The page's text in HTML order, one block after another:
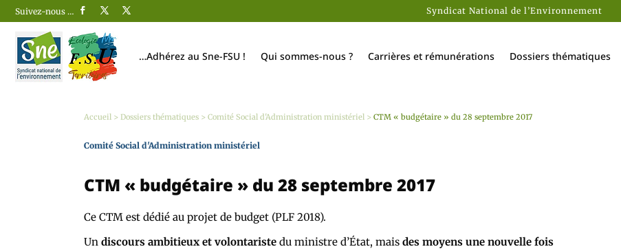
Suivez-nous … Syndicat National de l’Environnement
…Adhérez au Sne-FSU ! Qui sommes-nous ? Carrières et rémunérations Dossiers thématiques
Accueil > Dossiers thématiques > Comité Social d'Administration ministériel > CTM « budgétaire » du 28 septembre 2017
Comité Social d'Administration ministériel
CTM « budgétaire » du 28 septembre 2017
Ce CTM est dédié au projet de budget (PLF 2018).
Un discours ambitieux et volontariste du ministre d’État, mais des moyens une nouvelle fois